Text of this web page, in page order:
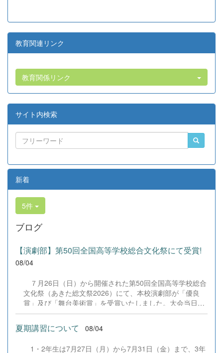
教育関連リンク
教育関係リンク
サイト内検索
新着
5件
ブログ
【演劇部】第50回全国高等学校総合文化祭にて受賞!
08/04
７月26日（日）から開催された第50回全国高等学校総合
文化祭（あきた総文祭2026）にて、本校演劇部が「優良
賞」及び「舞台美術賞」を受賞いたしました。大会当日
は、本校の部員たちもこれまで積み重ねてきた練習の成果
を存分に発揮し、堂々と舞台に立ちました。緊張感のある
全国の舞台において、一人一人が役割を果たし、心を込め
夏期講習について 08/04
1・2年生は7月27日（月）から7月31日（金）まで、3年